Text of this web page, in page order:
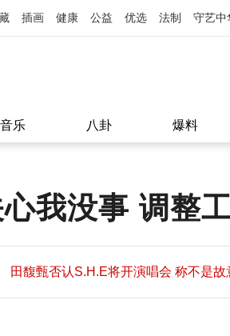
插画 健康 公益 优选 法制 守艺中
音乐 八卦 爆料
我没事 调整
田馥甄否认S.H.E将开演唱会 称不是故
望11:08
田馥甄否认S.H.E将开演唱会 称不是故